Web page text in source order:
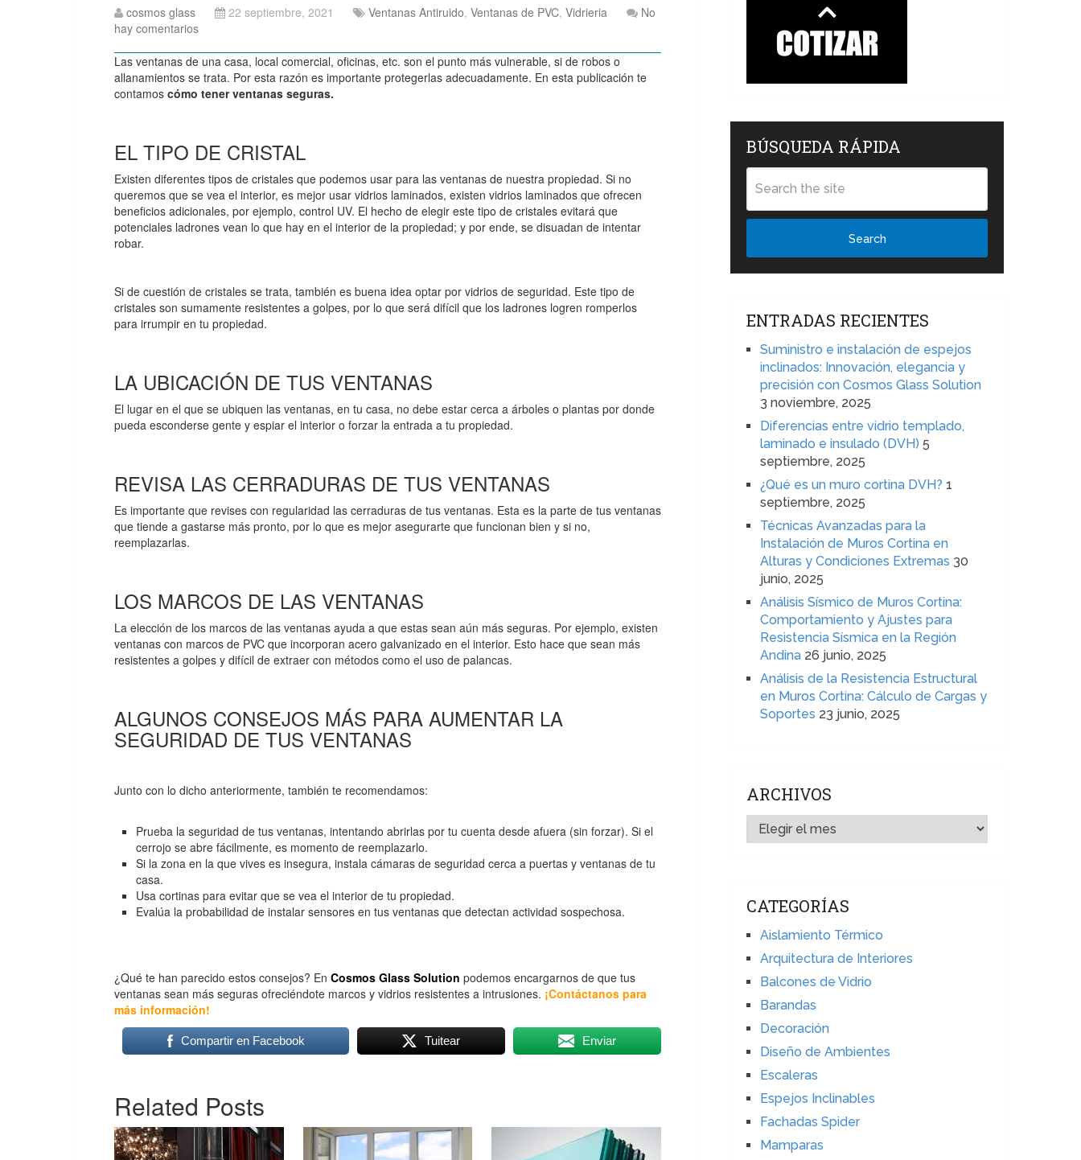
cosmos glass 22 septiembre, 2021 Ventanas Antiruido, Ventanas de PVC, Vidrieria
No
hay comentarios
Las ventanas de una casa, local comercial, oficinas, etc. son el punto más vulnerable, si de robos o
allanamientos se trata. Por esta razón es importante protegerlas adecuadamente. En esta publicación te
contamos cómo tener ventanas seguras.
EL TIPO DE CRISTAL
Existen diferentes tipos de cristales que podemos usar para las ventanas de nuestra propiedad. Si no
queremos que se vea el interior, es mejor usar vidrios laminados, existen vidrios laminados que ofrecen
beneficios adicionales, por ejemplo, control UV. El hecho de elegir este tipo de cristales evitará que
potenciales ladrones vean lo que hay en el interior de la propiedad; y por ende, se disuadan de intentar
robar.
Si de cuestión de cristales se trata, también es buena idea optar por vidrios de seguridad. Este tipo de
cristales son sumamente resistentes a golpes, por lo que será difícil que los ladrones logren romperlos
para irrumpir en tu propiedad.
LA UBICACIÓN DE TUS VENTANAS
El lugar en el que se ubiquen las ventanas, en tu casa, no debe estar cerca a árboles o plantas por donde
pueda esconderse gente y espiar el interior o forzar la entrada a tu propiedad.
REVISA LAS CERRADURAS DE TUS VENTANAS
Es importante que revises con regularidad las cerraduras de tus ventanas. Esta es la parte de tus ventanas
que tiende a gastarse más pronto, por lo que es mejor asegurarte que funcionan bien y si no,
reemplazarlas.
LOS MARCOS DE LAS VENTANAS
La elección de los marcos de las ventanas ayuda a que estas sean aún más seguras. Por ejemplo, existen
ventanas con marcos de PVC que incorporan acero galvanizado en el interior. Esto hace que sean más
resistentes a golpes y difícil de extraer con métodos como el uso de palancas.
ALGUNOS CONSEJOS MÁS PARA AUMENTAR LA
SEGURIDAD DE TUS VENTANAS
Junto con lo dicho anteriormente, también te recomendamos:
Prueba la seguridad de tus ventanas, intentando abrirlas por tu cuenta desde afuera (sin forzar). Si el
cerrojo se abre fácilmente, es momento de reemplazarlo.
Si la zona en la que vives es insegura, instala cámaras de seguridad cerca a puertas y ventanas de tu
casa.
Usa cortinas para evitar que se vea el interior de tu propiedad.
Evalúa la probabilidad de instalar sensores en tus ventanas que detectan actividad sospechosa.
¿Qué te han parecido estos consejos? En Cosmos Glass Solution podemos encargarnos de que tus
ventanas sean más seguras ofreciéndote marcos y vidrios resistentes a intrusiones. ¡Contáctanos para
más información!
Compartir en Facebook Tuitear Enviar
Related Posts
BÚSQUEDA RÁPIDA
Search
ENTRADAS RECIENTES
Suministro e instalación de espejos
inclinados: Innovación, elegancia y
precisión con Cosmos Glass Solution
3 noviembre, 2025
Diferencias entre vidrio templado,
laminado e insulado (DVH) 5
septiembre, 2025
¿Qué es un muro cortina DVH? 1
septiembre, 2025
Técnicas Avanzadas para la
Instalación de Muros Cortina en
Alturas y Condiciones Extremas 30
junio, 2025
Análisis Sísmico de Muros Cortina:
Comportamiento y Ajustes para
Resistencia Sísmica en la Región
Andina 26 junio, 2025
Análisis de la Resistencia Estructural
en Muros Cortina: Cálculo de Cargas y
Soportes 23 junio, 2025
ARCHIVOS
ARCHIVOS
CATEGORÍAS
Aislamiento Térmico
Arquitectura de Interiores
Balcones de Vidrio
Barandas
Decoración
Diseño de Ambientes
Escaleras
Espejos Inclinables
Fachadas Spider
Mamparas